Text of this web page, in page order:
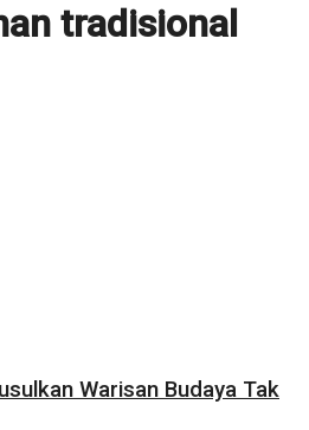
tradisional
Warisan Budaya Tak